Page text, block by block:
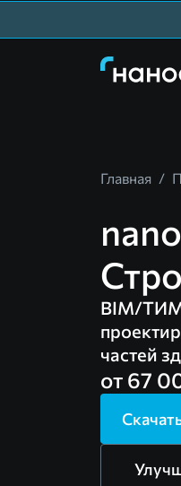
Главная /
BIM/
частей
от 67